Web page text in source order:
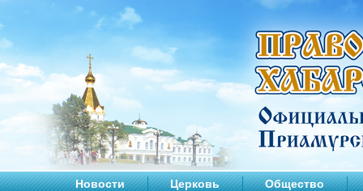
Новости Церковь Общество